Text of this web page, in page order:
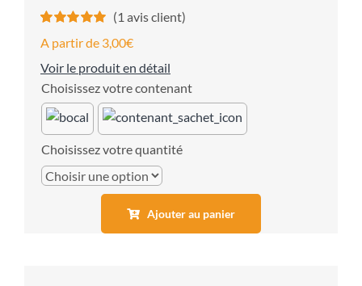
Noté 5.00
sur
5 basé sur
1
notation
client
(1 avis client)
A partir de 3,00€
Voir le produit en détail
contenant
quantité
Ajouter au panier